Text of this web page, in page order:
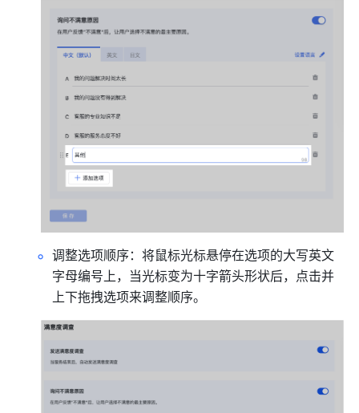
调整选项顺序：将鼠标光标悬停在选项的大写英文
字母编号上，当光标变为十字箭头形状后，点击并
上下拖拽选项来调整顺序。